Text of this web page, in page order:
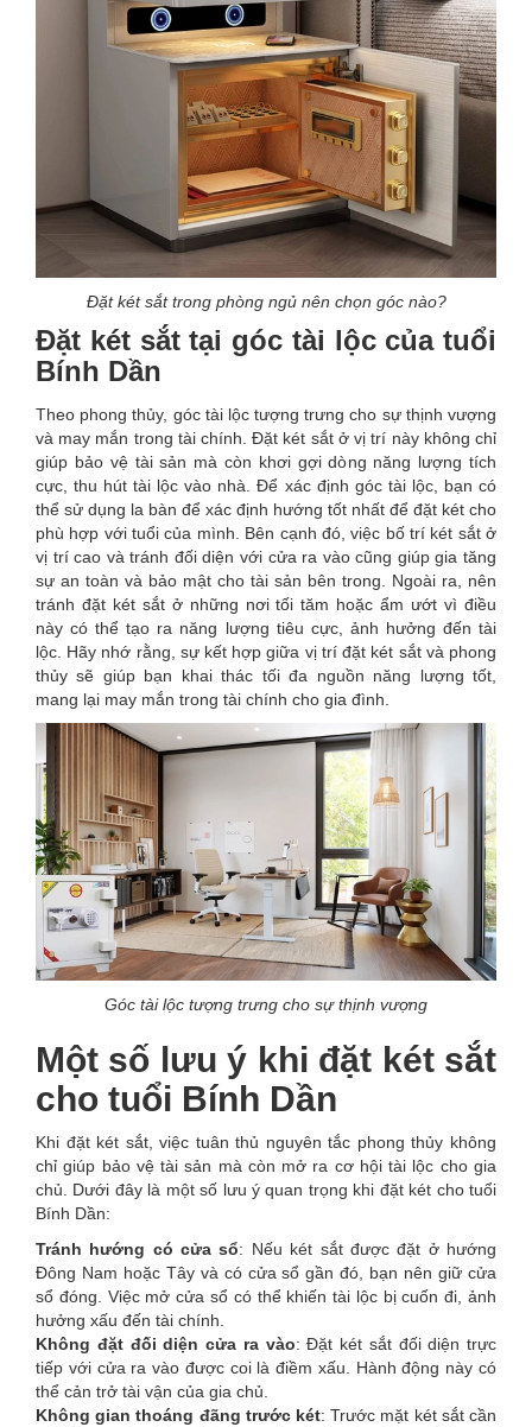
Đặt két sắt trong phòng ngủ nên chọn góc nào?
Đặt két sắt tại góc tài lộc của tuổi
Bính Dần
Theo phong thủy, góc tài lộc tượng trưng cho sự thịnh vượng
và may mắn trong tài chính. Đặt két sắt ở vị trí này không chỉ
giúp bảo vệ tài sản mà còn khơi gợi dòng năng lượng tích
cực, thu hút tài lộc vào nhà. Để xác định góc tài lộc, bạn có
thể sử dụng la bàn để xác định hướng tốt nhất để đặt két cho
phù hợp với tuổi của mình. Bên cạnh đó, việc bố trí két sắt ở
vị trí cao và tránh đối diện với cửa ra vào cũng giúp gia tăng
sự an toàn và bảo mật cho tài sản bên trong. Ngoài ra, nên
tránh đặt két sắt ở những nơi tối tăm hoặc ẩm ướt vì điều
này có thể tạo ra năng lượng tiêu cực, ảnh hưởng đến tài
lộc. Hãy nhớ rằng, sự kết hợp giữa vị trí đặt két sắt và phong
thủy sẽ giúp bạn khai thác tối đa nguồn năng lượng tốt,
mang lại may mắn trong tài chính cho gia đình.
Góc tài lộc tượng trưng cho sự thịnh vượng
Một số lưu ý khi đặt két sắt
cho tuổi Bính Dần
Khi đặt két sắt, việc tuân thủ nguyên tắc phong thủy không
chỉ giúp bảo vệ tài sản mà còn mở ra cơ hội tài lộc cho gia
chủ. Dưới đây là một số lưu ý quan trọng khi đặt két cho tuổi
Bính Dần:
Tránh hướng có cửa sổ: Nếu két sắt được đặt ở hướng
Đông Nam hoặc Tây và có cửa sổ gần đó, bạn nên giữ cửa
sổ đóng. Việc mở cửa sổ có thể khiến tài lộc bị cuốn đi, ảnh
hưởng xấu đến tài chính.
Không đặt đối diện cửa ra vào: Đặt két sắt đối diện trực
tiếp với cửa ra vào được coi là điềm xấu. Hành động này có
thể cản trở tài vận của gia chủ.
Không gian thoáng đãng trước két: Trước mặt két sắt cần